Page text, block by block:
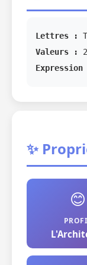
Lettres :
Valeurs :
✨
😊